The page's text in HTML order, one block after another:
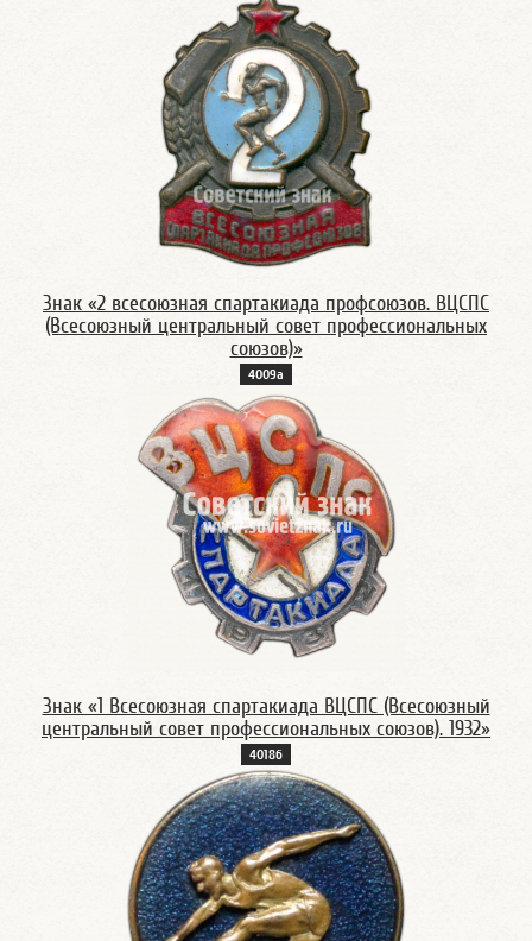
Знак «2 всесоюзная спартакиада профсоюзов. ВЦСПС
(Всесоюзный центральный совет профессиональных
союзов)»
4009а
Знак «1 Всесоюзная спартакиада ВЦСПС (Всесоюзный
центральный совет профессиональных союзов). 1932»
4018б